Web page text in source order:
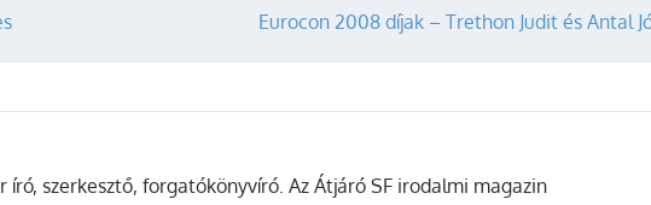
Eurocon 2008 díjak – Trethon Judit és Antal
író, szerkesztő, forgatókönyvíró. Az Átjáró SF irodalmi magazin